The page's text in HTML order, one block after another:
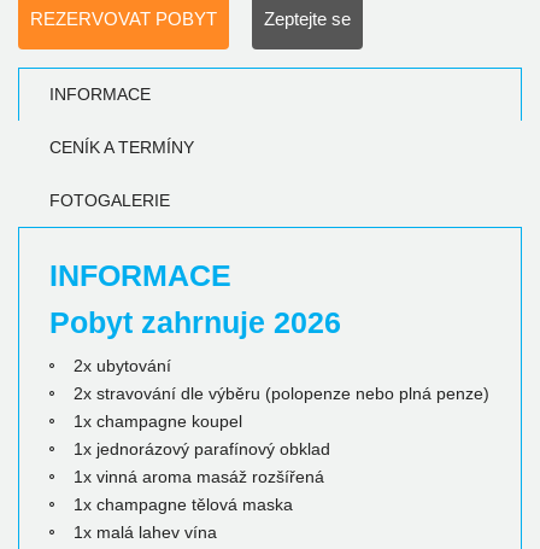
REZERVOVAT POBYT Zeptejte se
INFORMACE
CENÍK A TERMÍNY
FOTOGALERIE
INFORMACE
Pobyt zahrnuje 2026
2x ubytování
2x stravování dle výběru (polopenze nebo plná penze)
1x champagne koupel
1x jednorázový parafínový obklad
1x vinná aroma masáž rozšířená
1x champagne tělová maska
1x malá lahev vína